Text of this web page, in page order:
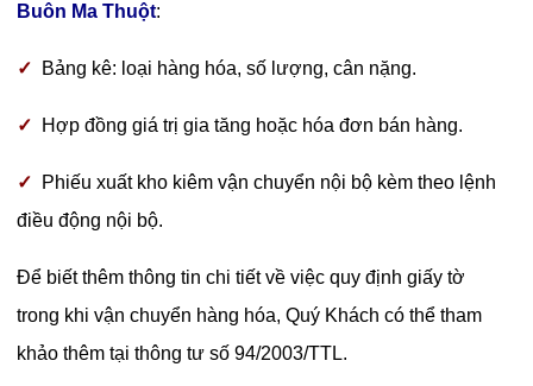
Buôn Ma Thuột:
✓ Bảng kê: loại hàng hóa, số lượng, cân nặng.
✓ Hợp đồng giá trị gia tăng hoặc hóa đơn bán hàng.
✓
Phiếu xuất kho kiêm vận chuyển nội bộ kèm theo lệnh
điều động nội bộ.
Để biết thêm thông tin chi tiết về việc quy định giấy tờ
trong khi vận chuyển hàng hóa, Quý Khách có thể tham
khảo thêm tại thông tư số 94/2003/TTL.